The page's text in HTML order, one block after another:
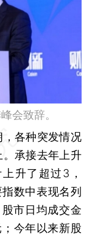
会致辞。
各种突发情况
承接去年上升
升了超过3，
数中表现名列
市日均成交金
今年以来新股